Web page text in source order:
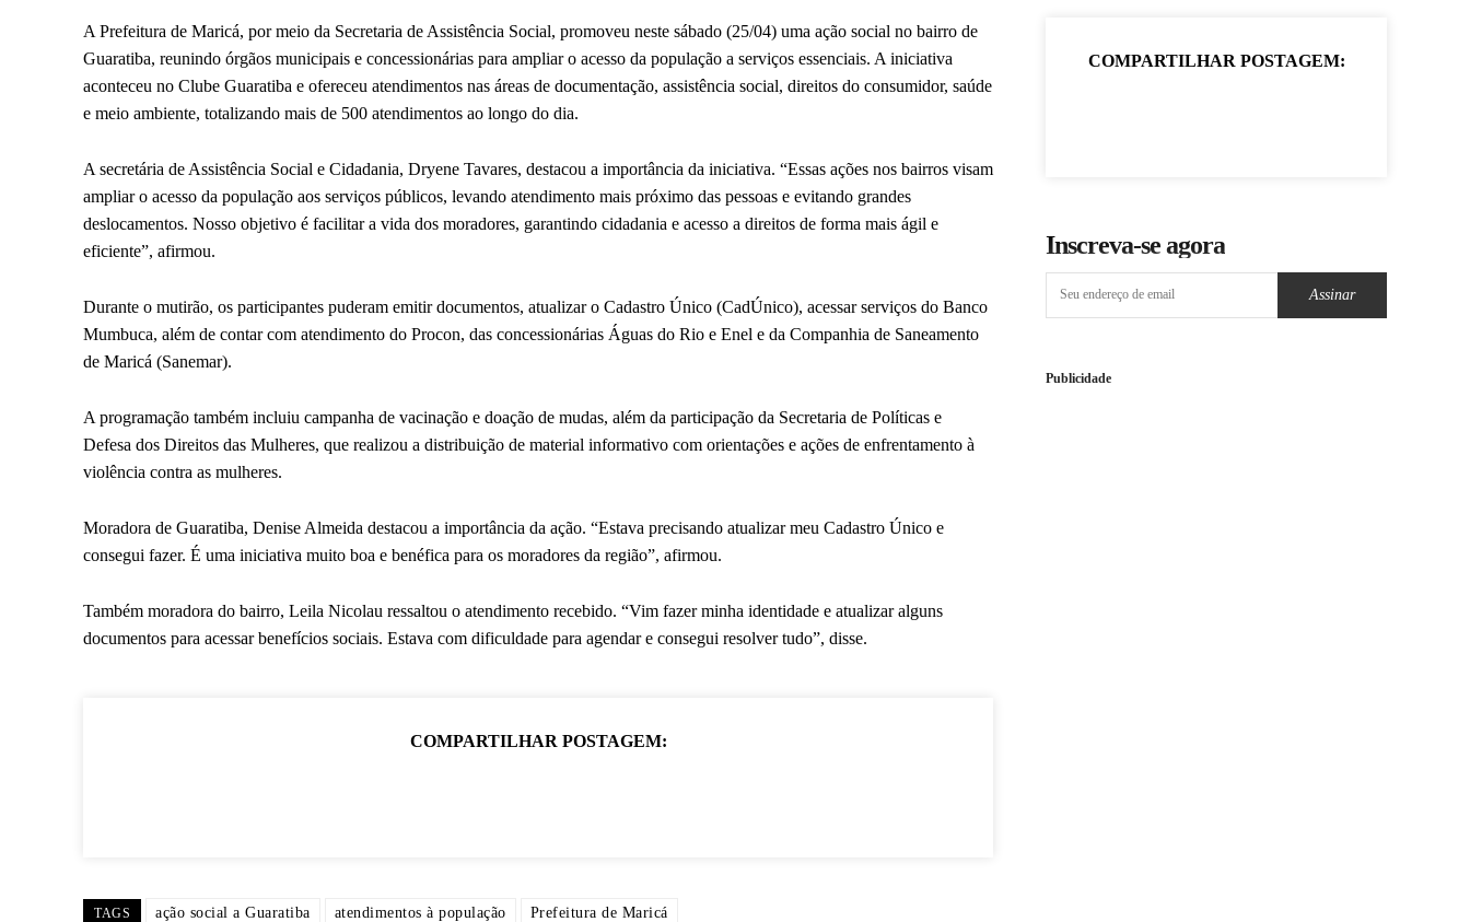
A Prefeitura de Maricá, por meio da Secretaria de Assistência Social, promoveu neste sábado (25/04) uma ação social no bairro de
Guaratiba, reunindo órgãos municipais e concessionárias para ampliar o acesso da população a serviços essenciais. A iniciativa
aconteceu no Clube Guaratiba e ofereceu atendimentos nas áreas de documentação, assistência social, direitos do consumidor, saúde
e meio ambiente, totalizando mais de 500 atendimentos ao longo do dia.
A secretária de Assistência Social e Cidadania, Dryene Tavares, destacou a importância da iniciativa. “Essas ações nos bairros visam
ampliar o acesso da população aos serviços públicos, levando atendimento mais próximo das pessoas e evitando grandes
deslocamentos. Nosso objetivo é facilitar a vida dos moradores, garantindo cidadania e acesso a direitos de forma mais ágil e
eficiente”, afirmou.
Durante o mutirão, os participantes puderam emitir documentos, atualizar o Cadastro Único (CadÚnico), acessar serviços do Banco
Mumbuca, além de contar com atendimento do Procon, das concessionárias Águas do Rio e Enel e da Companhia de Saneamento
de Maricá (Sanemar).
A programação também incluiu campanha de vacinação e doação de mudas, além da participação da Secretaria de Políticas e
Defesa dos Direitos das Mulheres, que realizou a distribuição de material informativo com orientações e ações de enfrentamento à
violência contra as mulheres.
Moradora de Guaratiba, Denise Almeida destacou a importância da ação. “Estava precisando atualizar meu Cadastro Único e
consegui fazer. É uma iniciativa muito boa e benéfica para os moradores da região”, afirmou.
Também moradora do bairro, Leila Nicolau ressaltou o atendimento recebido. “Vim fazer minha identidade e atualizar alguns
documentos para acessar benefícios sociais. Estava com dificuldade para agendar e consegui resolver tudo”, disse.
COMPARTILHAR POSTAGEM:
TAGS ação social a Guaratiba atendimentos à população Prefeitura de Maricá
COMPARTILHAR POSTAGEM:
Inscreva-se agora
Assinar
Publicidade